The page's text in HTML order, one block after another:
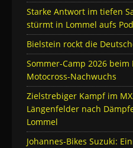
Starke Antwort im tiefen
stürmt in Lommel aufs
Bielstein rockt die
Sommer-Camp 2026
Motocross-Nachwuchs
Zielstrebiger Kampf im
Längenfelder nach
Lommel
Johannes-Bikes Suzuki: